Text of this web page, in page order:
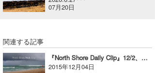
07月20日
関連する記事
『North Shore Daily Clip』12/2、ヴァンズ ワールドカップ／サンセット DAY-３
2015年12月04日
KOBU
MIN
mitz